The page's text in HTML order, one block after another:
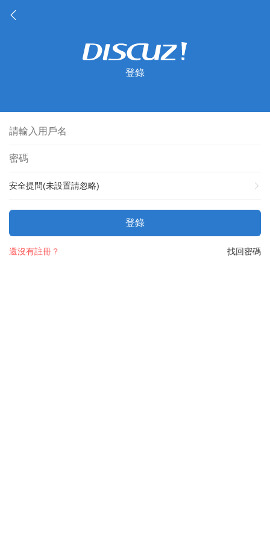
登錄
安全提問(未設置請忽略)
登錄
找回密碼
還沒有註冊？